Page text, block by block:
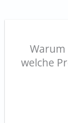
Warum
welche